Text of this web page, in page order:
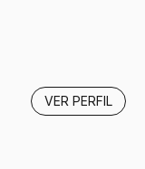
VER PERFIL